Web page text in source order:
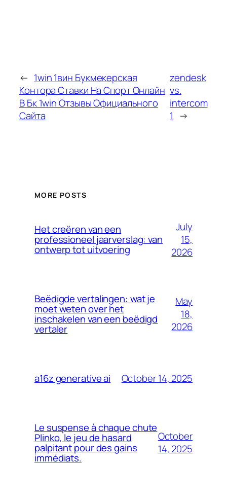
← 1win 1вин Букмекерская
Контора Ставки На Спорт Онлайн
В Бк 1win Отзывы Официального
Сайта
zendesk
vs.
intercom
1 →
MORE POSTS
Het creëren van een
professioneel jaarverslag: van
ontwerp tot uitvoering
July
15,
2026
Beëdigde vertalingen: wat je
moet weten over het
inschakelen van een beëdigd
vertaler
May
18,
2026
a16z generative ai October 14, 2025
Le suspense à chaque chute
Plinko, le jeu de hasard
palpitant pour des gains
immédiats.
October
14, 2025